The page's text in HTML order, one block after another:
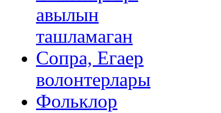
авылын
ташламаган
Сопра, Егаер
волонтерлары
Фольклор